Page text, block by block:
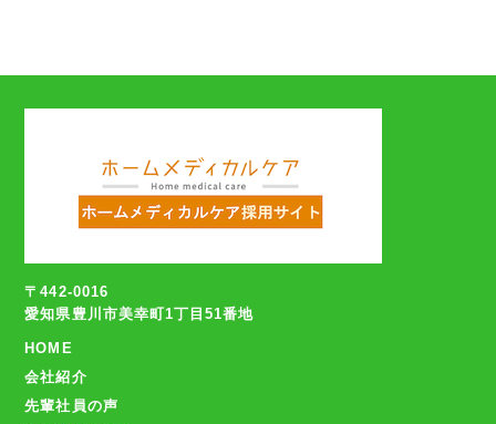
〒442-0016
愛知県豊川市美幸町1丁目51番地
HOME
会社紹介
先輩社員の声